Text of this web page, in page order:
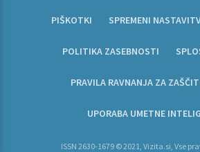
PIŠKOTKI SPREMENI
POLITIKA ZASEBNOSTI
PRAVILA RAVNANJA ZA
UPORABA UMETNE
ISSN 2630-1679 © 2021, Vizita.si, Vse